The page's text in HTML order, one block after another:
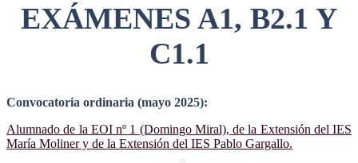
EXÁMENES A1, B2.1 Y
C1.1
Convocatoria ordinaria (mayo 2025):
Alumnado de la EOI nº 1 (Domingo Miral), de la Extensión del IES
María Moliner y de la Extensión del IES Pablo Gargallo.